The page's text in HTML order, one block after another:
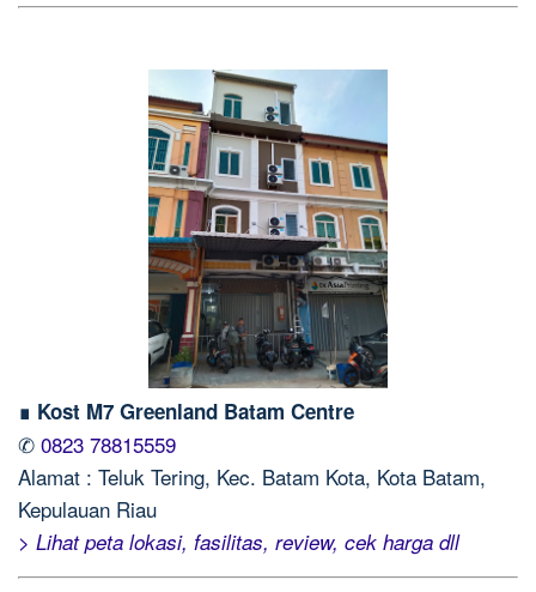
∎ Kost M7 Greenland Batam Centre
✆ 0823 78815559
Alamat : Teluk Tering, Kec. Batam Kota, Kota Batam,
Kepulauan Riau
> Lihat peta lokasi, fasilitas, review, cek harga dll